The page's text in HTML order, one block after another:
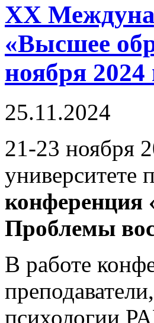
XX
«Высшее
ноября 2024
25.11.2024
21-23 ноября
университете
конференция
Проблемы
В работе
психологии